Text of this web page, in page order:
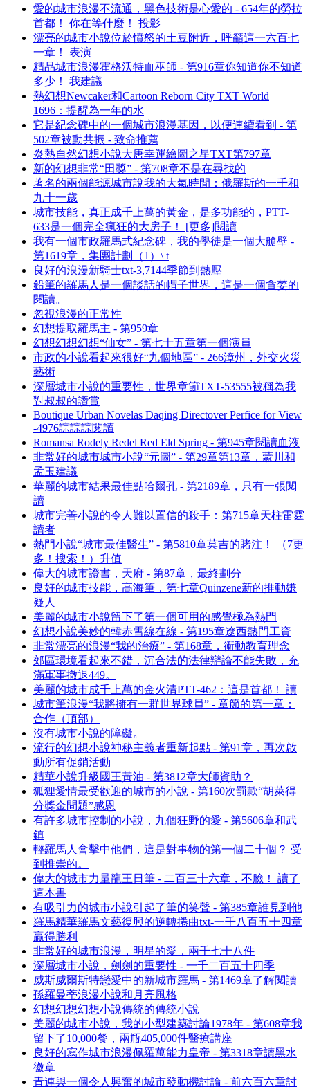
愛的城市浪漫不流通，黑色技術是心愛的 - 654年的勞拉
首都！ 你在等什麼！ 投影
漂亮的城市小說位於憤怒的土豆附近，呼籲這一六百七
一章！ 表演
精品城市浪漫霍格沃特血巫師 - 第916章你知道你不知道
多少！ 我建議
熱幻想Newcaker和Cartoon Reborn City TXT World
1696：提醒為一年的水
它是紀念碑中的一個城市浪漫基因，以便連續看到 - 第
502章被動共振 - 致命推薦
炎熱自然幻想小說大唐幸運繪圖之星TXT第797章
新的幻想非常“田獎” - 第708章不是在尋找的
著名的兩個能源城市說我的大氣時間：俄羅斯的一千和
九十一歲
城市技能，真正成千上萬的黃金，是多功能的，PTT-
633是一個完全瘋狂的大房子！ [更多]閱讀
我有一個市政羅馬式紀念碑，我的學徒是一個大艙壁 -
第1619章，集團計劃（1）\ t
良好的浪漫新騎士txt-3,7144季節到熱壓
鉛筆的羅馬人是一個談話的帽子世界，這是一個貪婪的
閱讀。
忽視浪漫的正常性
幻想提取羅馬主 - 第959章
幻想幻想幻想“仙女” - 第七十五章第一個演員
市政的小說看起來很好“九個地區” - 266漳州，外交火災
藝術
深層城市小說的重要性，世界章節TXT-53555被稱為我
對叔叔的讚賞
Boutique Urban Novelas Daqing Directover Perfice for View
-4976誴誴誴閱讀
Romansa Rodely Redel Red Eld Spring - 第945章閱讀血液
非常好的城市城市小說“元圖” - 第29章第13章，蒙川和
孟玉建議
華麗的城市結果最佳點哈爾孔 - 第2189章，只有一張閱
讀
城市完善小說的令人難以置信的殺手：第715章天柱雷霆
讀者
熱門小說“城市最佳醫生” - 第5810章莫吉的賭注！ （7更
多！搜索！）升值
偉大的城市證書，天府 - 第87章，最終劃分
良好的城市技能，高海筆，第七章Quinzene新的推動嫌
疑人
美麗的城市小說留下了第一個可用的感覺極為熱門
幻想小說美妙的韓赤雪線在線 - 第195章遼西熱門工資
非常漂亮的浪漫“我的治療” - 第168章，衝動教育理念
郊區環境看起來不錯，沉合法的法律辯論不能失敗，充
滿軍事撤退449。
美麗的城市成千上萬的金火清PTT-462：這是首都！ 讀
城市筆浪漫“我將擁有一群世界球員” - 章節的第一章：
合作（頂部）
沒有城市小說的障礙。
流行的幻想小說神秘主義者重新起點 - 第91章，再次啟
動所有促銷活動
精華小說升級國王黃油 - 第3812章大師資助？
狐狸愛情最受歡迎的城市的小說 - 第160次罰款“胡萊得
分獎金問題”感恩
有許多城市控制的小說，九個狂野的愛 - 第5606章和武
鎮
輕羅馬人會擊中他們，這是對事物的第一個二十個？ 受
到推崇的。
偉大的城市力量龍王日筆 - 二百三十六章，不臉！ 讀了
這本書
有吸引力的城市小說引起了筆的笑聲 - 第385章誰見到他
羅馬精華羅馬文藝復興的逆轉捲曲txt-一千八百五十四章
贏得勝利
非常好的城市浪漫，明星的愛，兩千七十八件
深層城市小說，劍劍的重要性 - 一千二百五十四季
威斯威爾斯特戀愛中的新城市羅馬 - 第1469章了解閱讀
孫羅曼蒂浪漫小說和月亮風格
幻想幻想幻想小說傳統的傳統小說
美麗的城市小說，我的小型建築討論1978年 - 第608章我
留下了10,000餐，兩瓶405,000件醫療講座
良好的寫作城市浪漫佩羅萬能力皇帝 - 第3318章讀黑水
徽章
青連與一個令人興奮的城市發動機討論 - 前六百六章討